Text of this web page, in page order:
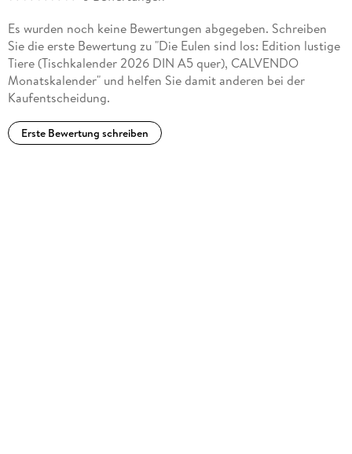
Es wurden noch keine Bewertungen abgegeben. Schreiben
Sie die erste Bewertung zu "Die Eulen sind los: Edition lustige
Tiere (Tischkalender 2026 DIN A5 quer), CALVENDO
Monatskalender" und helfen Sie damit anderen bei der
Kaufentscheidung.
Erste Bewertung schreiben